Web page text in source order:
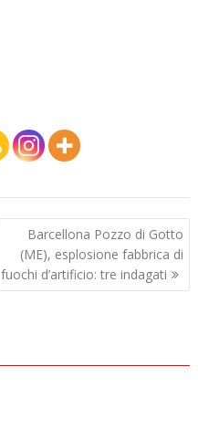
Barcellona Pozzo di Gotto
(ME), esplosione fabbrica di
fuochi d’artificio: tre indagati